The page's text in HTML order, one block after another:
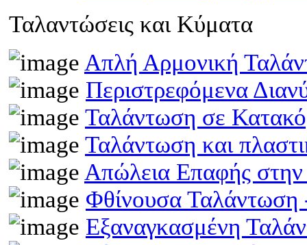
Ταλαντώσεις και Κύματα
Απλή Αρμονική
Περιστρεφόμενα
Ταλάντωση σε
Ταλάντωση και
Απώλεια Επαφής
Φθίνουσα
Εξαναγκασμένη